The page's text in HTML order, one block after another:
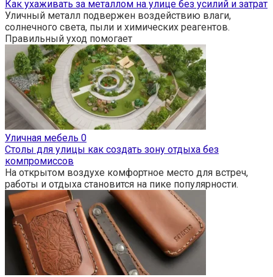
Как ухаживать за металлом на улице без усилий и затрат
Уличный металл подвержен воздействию влаги,
солнечного света, пыли и химических реагентов.
Правильный уход помогает
Уличная мебель 0
Столы для улицы как создать зону отдыха без
компромиссов
На открытом воздухе комфортное место для встреч,
работы и отдыха становится на пике популярности.